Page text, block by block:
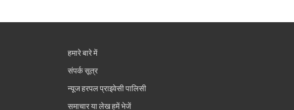
हमारे बारे में
संपर्क सूत्र
न्यूज हरपल प्राइवेसी पालिसी
समाचार या लेख हमें भेजें